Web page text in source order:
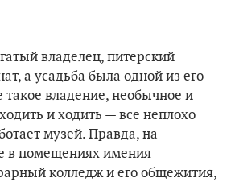
владелец, питерский
а усадьба была одной из его
такое владение, необычное и
и ходить — все неплохо
музей. Правда, на
в помещениях имения
колледж и его общежития,